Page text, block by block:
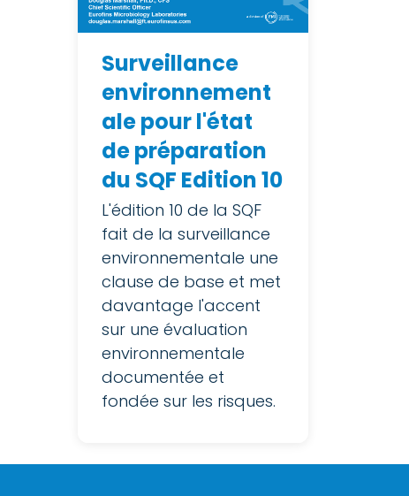
Surveillance
environnement
ale pour l'état
de préparation
du SQF Edition 10
L'édition 10 de la SQF
fait de la surveillance
environnementale une
clause de base et met
davantage l'accent
sur une évaluation
environnementale
documentée et
fondée sur les risques.